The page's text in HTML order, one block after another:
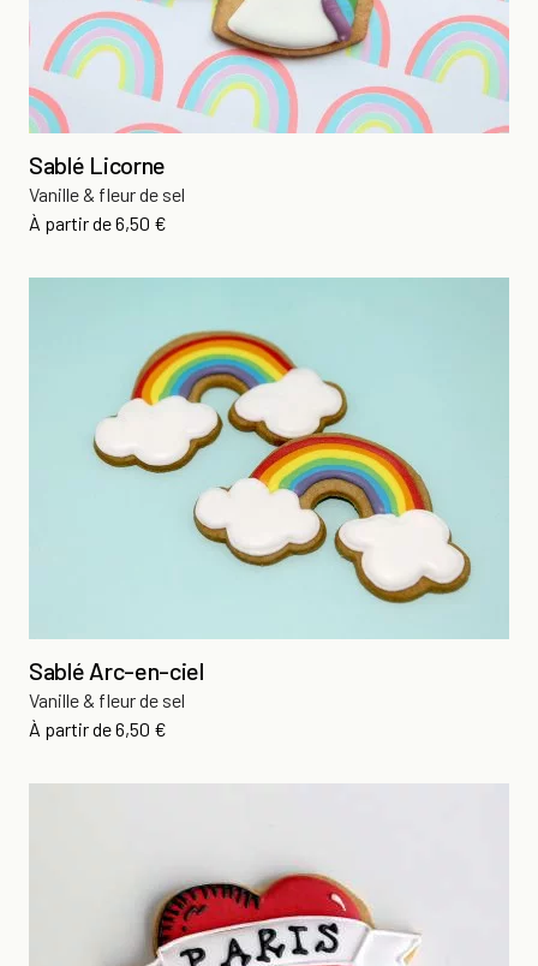
Sablé Licorne
Vanille & fleur de sel
À partir dePrix
6,50 €
Sablé Arc-en-ciel
Vanille & fleur de sel
À partir dePrix
6,50 €